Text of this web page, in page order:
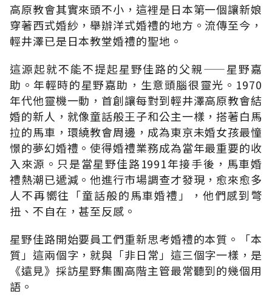
高原教會其實來頭不小，這裡是日本第一個讓新娘
穿著西式婚紗，舉辦洋式婚禮的地方。流傳至今，
輕井澤已是日本教堂婚禮的聖地。
這源起就不能不提起星野佳路的父親——星野嘉
助。年輕時的星野嘉助，生意頭腦很靈光。1970
年代他靈機一動，首創讓每對到輕井澤高原教會結
婚的新人，就像童話般王子和公主一樣，搭著白馬
拉的馬車，環繞教會周邊，成為東京未婚女孩最憧
憬的夢幻婚禮。使得婚禮業務成為當年最重要的收
入來源。只是當星野佳路1991年接手後，馬車婚
禮熱潮已遞減。他進行市場調查才發現，愈來愈多
人不再嚮往「童話般的馬車婚禮」，他們感到彆
扭、不自在，甚至反感。
星野佳路開始要員工們重新思考婚禮的本質。「本
質」這兩個字，就與「非日常」這三個字一樣，是
《遠見》採訪星野集團高階主管最常聽到的幾個用
語。